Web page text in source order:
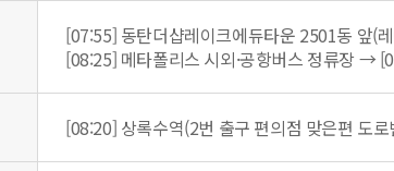
[07:55] 동탄더샵레이크에듀타운 2501동 앞
[08:25] 메타폴리스 시외·공항버스 정류장 →
[08:20] 상록수역(2번 출구 편의점 맞은편 도